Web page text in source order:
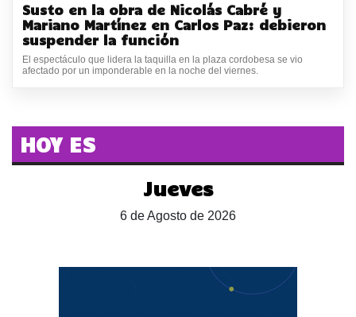
Susto en la obra de Nicolás Cabré y
Mariano Martínez en Carlos Paz: debieron
suspender la función
El espectáculo que lidera la taquilla en la plaza cordobesa se vio
afectado por un imponderable en la noche del viernes.
HOY ES
Jueves
6 de Agosto de 2026